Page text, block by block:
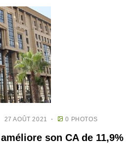
27 AOÛT 2021 0 PHOTOS
son CA de 11,9%